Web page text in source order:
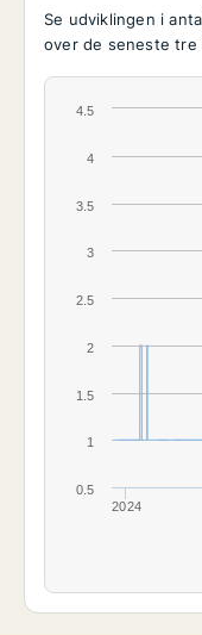
Se udviklingen i
over de seneste tre
2024
0.5
1
1.5
2
2.5
3
3.5
4
4.5